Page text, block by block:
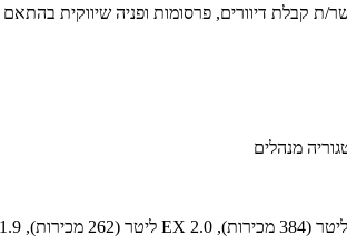
ת קבלת דיוורים, פרסומות ופניה שיווקית בהתאם